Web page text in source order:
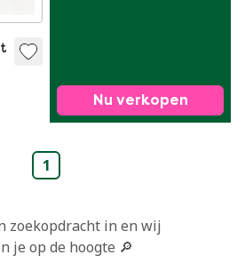
Nu verkopen
1
zoekopdracht in en wij
je op de hoogte 🔎